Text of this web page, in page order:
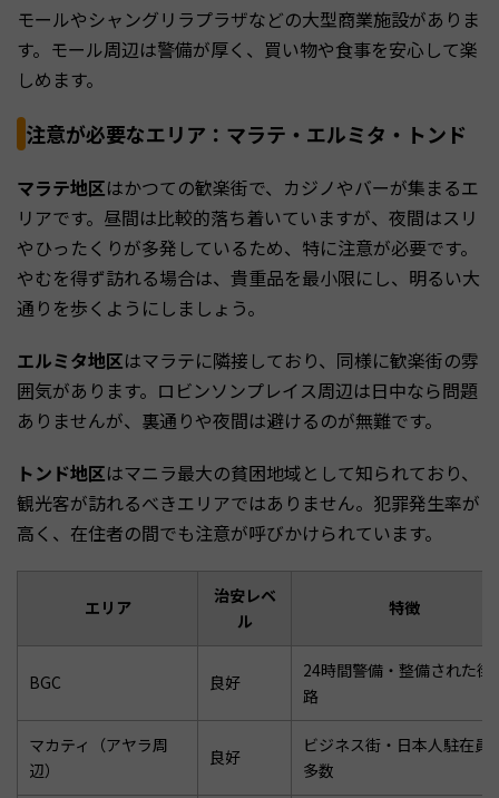
モールやシャングリラプラザなどの大型商業施設がありま
す。モール周辺は警備が厚く、買い物や食事を安心して楽
しめます。
注意が必要なエリア：マラテ・エルミタ・トンド
マラテ地区はかつての歓楽街で、カジノやバーが集まるエ
リアです。昼間は比較的落ち着いていますが、夜間はスリ
やひったくりが多発しているため、特に注意が必要です。
やむを得ず訪れる場合は、貴重品を最小限にし、明るい大
通りを歩くようにしましょう。
エルミタ地区はマラテに隣接しており、同様に歓楽街の雰
囲気があります。ロビンソンプレイス周辺は日中なら問題
ありませんが、裏通りや夜間は避けるのが無難です。
トンド地区はマニラ最大の貧困地域として知られており、
観光客が訪れるべきエリアではありません。犯罪発生率が
高く、在住者の間でも注意が呼びかけられています。
エリア
治安レベ
ル
特徴
BGC 良好
24時間警備・整備された街
路
マカティ（アヤラ周
辺）
良好
ビジネス街・日本人駐在員
多数